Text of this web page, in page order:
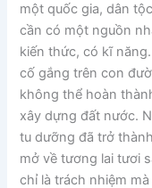
một quốc gia, dân
cần có một nguồn
kiến thức, có kĩ
cố gắng trên con
không thể hoàn
xây dựng đất nước.
tu dưỡng đã trở
mở về tương lai tươi
chỉ là trách nhiệm